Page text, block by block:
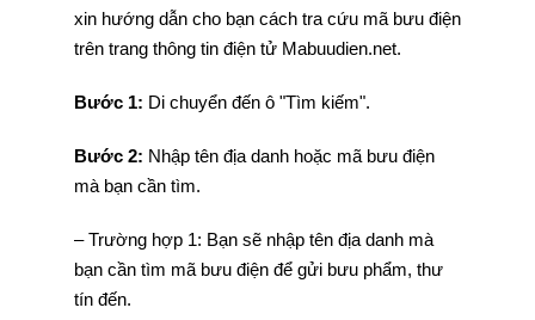
xin hướng dẫn cho bạn cách tra cứu mã bưu điện
trên trang thông tin điện tử Mabuudien.net.
Bước 1: Di chuyển đến ô "Tìm kiếm".
Bước 2: Nhập tên địa danh hoặc mã bưu điện
mà bạn cần tìm.
– Trường hợp 1: Bạn sẽ nhập tên địa danh mà
bạn cần tìm mã bưu điện để gửi bưu phẩm, thư
tín đến.